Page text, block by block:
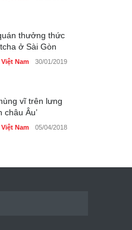
thưởng thức
ở Sài Gòn
Nam 30/01/2019
vĩ trên lưng
châu Âu’
Nam 05/04/2018